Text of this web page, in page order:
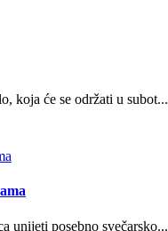
koja će se održati u subot...
unijeti posebno svečarsko...